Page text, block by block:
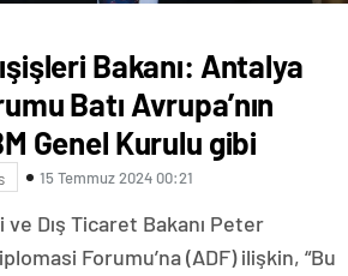
Bakanı: Antalya
Batı Avrupa’nın
Genel Kurulu gibi
15 Temmuz 2024 00:21
ve Dış Ticaret Bakanı Peter
Forumu’na (ADF) ilişkin, “Bu